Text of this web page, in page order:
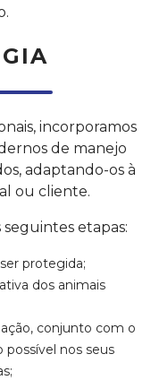
incorporamos
de manejo
adaptando-os à
ou cliente.
etapas:
protegida;
dos animais
conjunto com o
nos seus